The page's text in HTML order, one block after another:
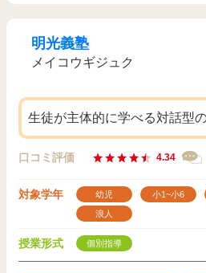
明光義塾
メイコウギジュク
生徒が主体的に学べる対話型
口コミ評価 4.34
対象学年 幼児 小1~小6
浪人
授業形式 個別指導